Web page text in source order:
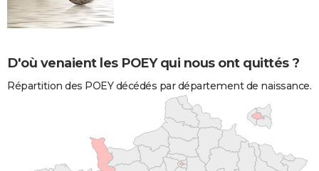
D'où venaient les POEY qui nous ont quittés ?
Répartition des POEY décédés par département de naissance.